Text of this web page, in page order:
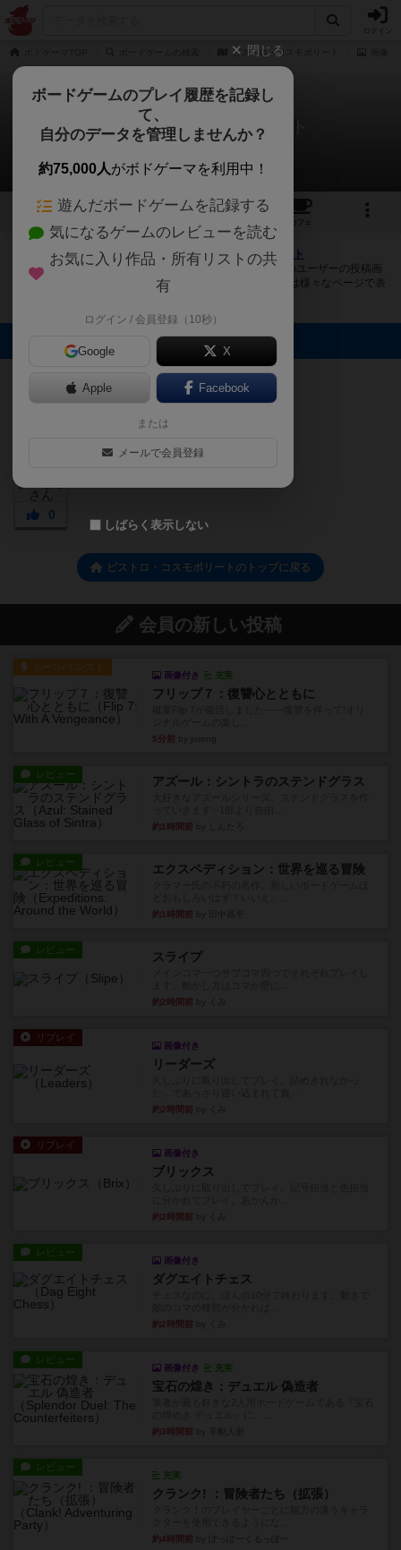
ビストロ・コスモポリート
ビストロ・コスモポリート
1件の画像
1 4
カフェ
ボドゲーマにログインすると、 「ビストロ・コスモポリート
（[kosmopoli:t]）」
の画像をアップロード出来たり、他のユーザーの投稿画
像に評価を付けることができます。また、トップ6の画像は様々なページで表
0
ビストロ・コスモポリートのトップに戻る
会員の新しい投稿
ルール/インスト
画像付き 充実
フリップ７：復讐心とともに
5分前
レビュー アズール：シントラのステンドグラス
約1時間前
レビュー エクスペディション：世界を巡る冒険
約1時間前
レビュー スライプ
約2時間前
リプレイ
画像付き
リーダーズ
約2時間前
リプレイ
画像付き
ブリックス
約2時間前
レビュー
画像付き
ダグエイトチェス
約2時間前
レビュー
画像付き 充実
宝石の煌き：デュエル 偽造者
約3時間前
レビュー
充実
クランク! ：冒険者たち（拡張）
約4時間前
閉じる
ボードゲームのプレイ履歴を記録し
て、
自分のデータを管理しませんか？
約75,000人がボドゲーマを利用中！
遊んだボードゲームを記録する
気になるゲームのレビューを読む
お気に入り作品・所有リストの共
有
ログイン / 会員登録（10秒）
Google X
Apple Facebook
または
メールで会員登録
しばらく表示しない